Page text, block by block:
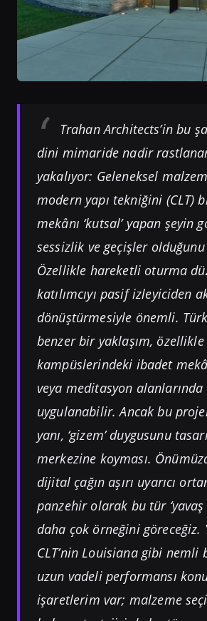
Trahan Architects’in bu
dini mimaride nadir
yakalıyor: Geleneksel
modern yapı tekniğini (CLT)
mekânı ‘kutsal’ yapan şeyin
sessizlik ve geçişler olduğunu
Özellikle hareketli oturma
katılımcıyı pasif izleyiciden
dönüştürmesiyle önemli.
benzer bir yaklaşım,
kampüslerindeki ibadet
veya meditasyon alanlarında
uygulanabilir. Ancak bu
yanı, ‘gizem’ duygusunu
merkezine koyması.
dijital çağın aşırı uyarıcı
panzehir olarak bu tür
daha çok örneğini göreceğiz.
CLT’nin Louisiana gibi
uzun vadeli performansı
işaretlerim var; malzeme